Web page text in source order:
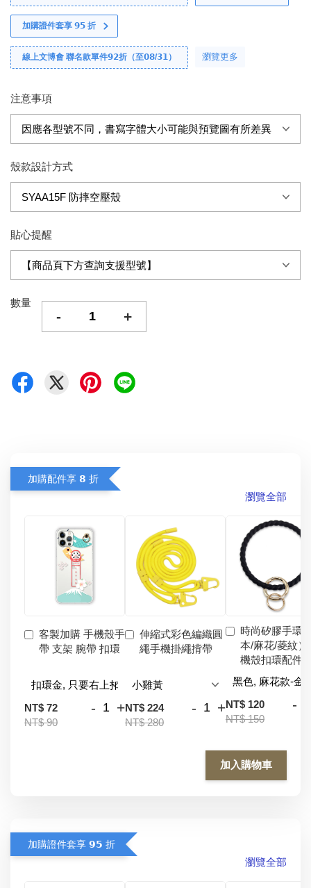
加購證件套享 𝟵𝟱 折
線上文博會 聯名款單件𝟵𝟮折（至𝟬𝟴/𝟯𝟭） 瀏覽更多
注意事項
殼款設計方式
貼心提醒
數量
- +
加購配件享 𝟴 折
瀏覽全部
客製加購 手機殼手
帶 支架 腕帶 扣環
NT$ 72
NT$ 90
- +
伸縮式彩色編織圓
繩手機掛繩揹帶
NT$ 224
NT$ 280
- +
時尚矽膠手環
本/麻花/菱紋）
機殼扣環配件
NT$ 120
NT$ 150
-
加入購物車
加購證件套享 𝟵𝟱 折
瀏覽全部